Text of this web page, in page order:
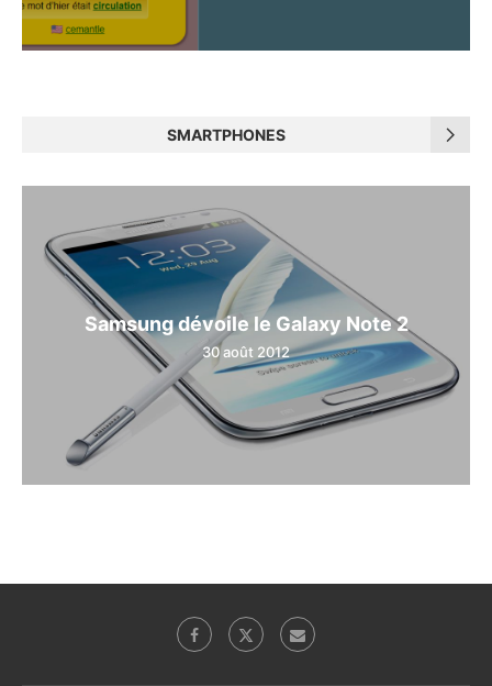
SMARTPHONES
Samsung dévoile le Galaxy Note 2
30 août 2012